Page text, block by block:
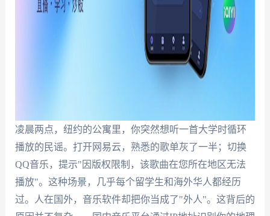
凌晨两点，纽约的公寓里，你突然想听一首大学时循环
播放的民谣。打开网易云，熟悉的歌单灰了一半；切换
QQ音乐，提示"因版权限制，该歌曲在您所在地区无法
播放"。这种场景，几乎每个留学生和海外华人都经历
过。人在国外，音乐软件却把你当成了"外人"。这背后的